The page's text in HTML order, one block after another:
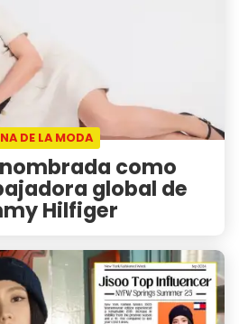
DE LA MODA
como
global de
Hilfiger